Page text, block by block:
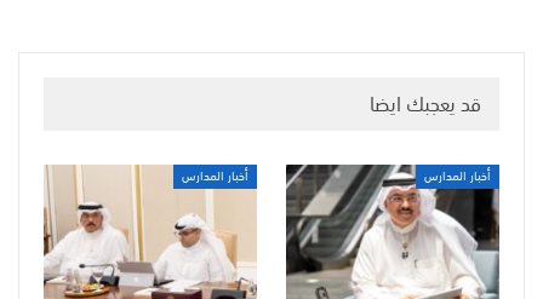
قد يعجبك ايضا
أخبار المدارس أخبار المدارس